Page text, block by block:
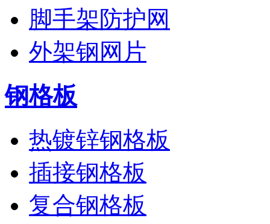
脚手架防护网
外架钢网片
钢格板
热镀锌钢格板
插接钢格板
复合钢格板